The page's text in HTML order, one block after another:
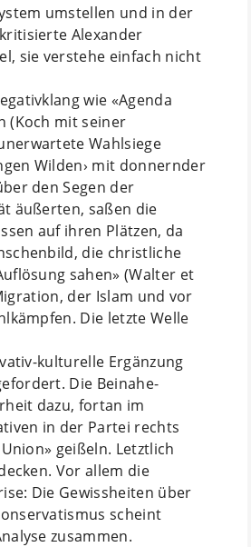
umstellen und in der
Alexander
sie verstehe einfach nicht
wie «Agenda
(Koch mit seiner
Wahlsiege
Wilden› mit donnernder
den Segen der
äußerten, saßen die
auf ihren Plätzen, da
die christliche
sahen» (Walter et
der Islam und vor
Die letzte Welle
kulturelle Ergänzung
Die Beinahe-
dazu, fortan im
in der Partei rechts
geißeln. Letztlich
Vor allem die
Die Gewissheiten über
scheint
zusammen.